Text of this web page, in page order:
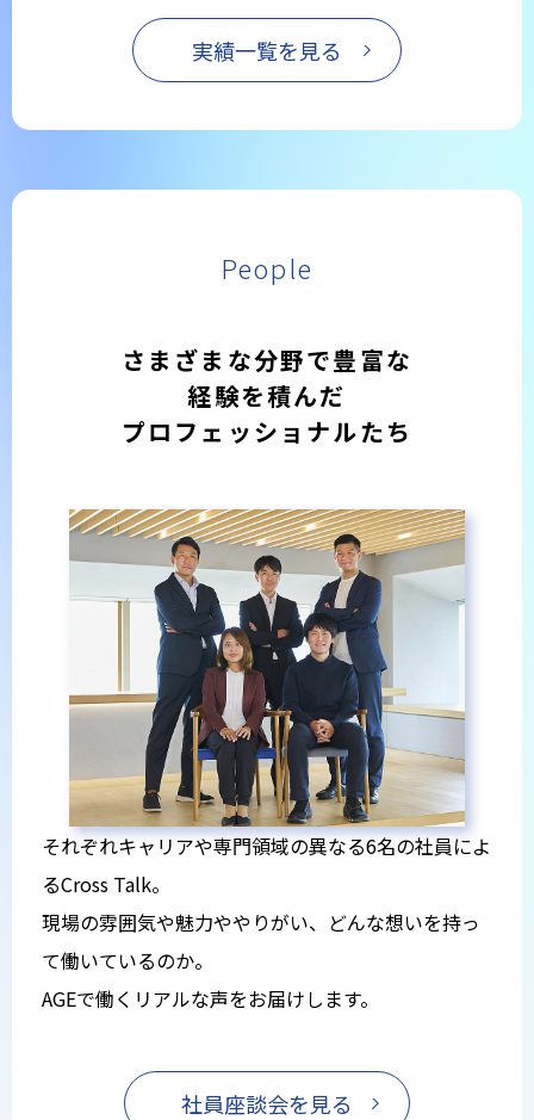
実績一覧を見る
People
さまざまな分野で豊富な
経験を積んだ
プロフェッショナルたち
それぞれキャリアや専門領域の異なる6名の社員によ
るCross Talk。
現場の雰囲気や魅力ややりがい、どんな想いを持っ
て働いているのか。
AGEで働くリアルな声をお届けします。
社員座談会を見る